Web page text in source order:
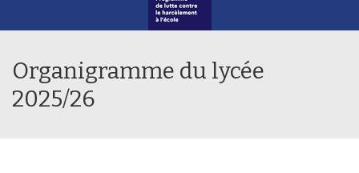
Organigramme du lycée
2025/26